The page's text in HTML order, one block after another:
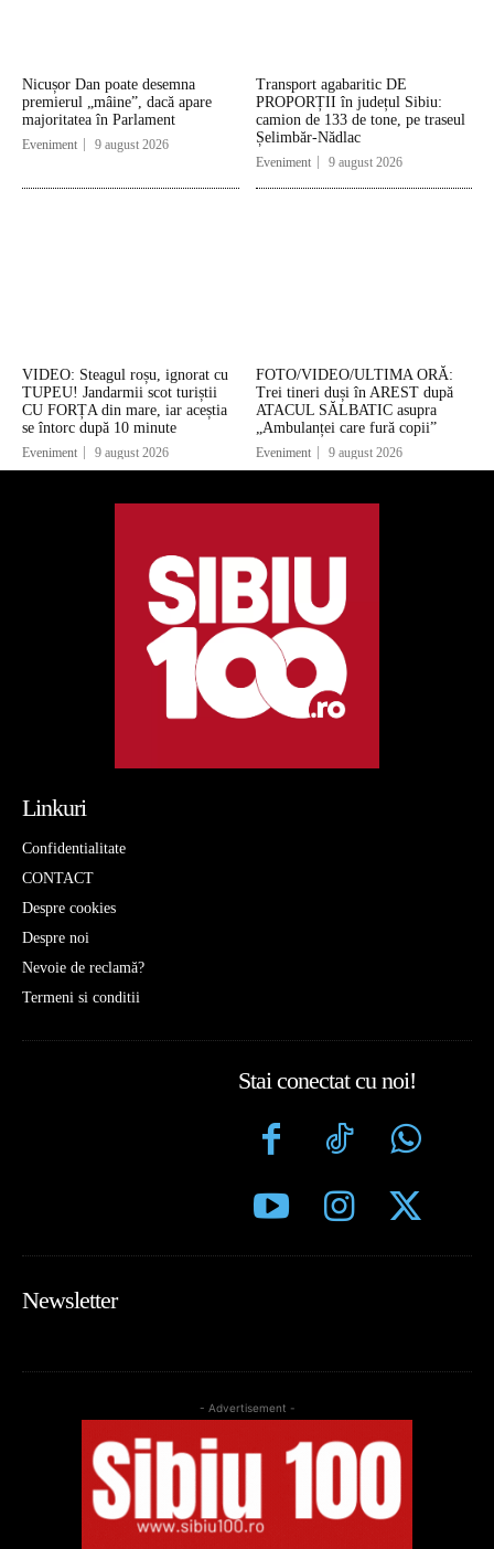
Nicușor Dan poate desemna
premierul „mâine”, dacă apare
majoritatea în Parlament
Eveniment 9 august 2026
Transport agabaritic DE
PROPORȚII în județul Sibiu:
camion de 133 de tone, pe traseul
Șelimbăr-Nădlac
Eveniment 9 august 2026
VIDEO: Steagul roșu, ignorat cu
TUPEU! Jandarmii scot turiștii
CU FORȚA din mare, iar aceștia
se întorc după 10 minute
Eveniment 9 august 2026
FOTO/VIDEO/ULTIMA ORĂ:
Trei tineri duși în AREST după
ATACUL SĂLBATIC asupra
„Ambulanței care fură copii”
Eveniment 9 august 2026
Linkuri
Confidentialitate
CONTACT
Despre cookies
Despre noi
Nevoie de reclamă?
Termeni si conditii
Stai conectat cu noi!
Newsletter
- Advertisement -